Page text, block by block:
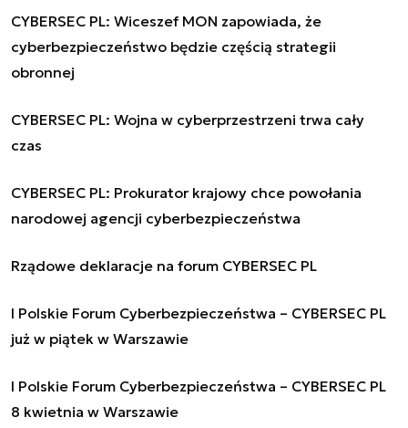
CYBERSEC PL: Wiceszef MON zapowiada, że
cyberbezpieczeństwo będzie częścią strategii
obronnej
CYBERSEC PL: Wojna w cyberprzestrzeni trwa cały
czas
CYBERSEC PL: Prokurator krajowy chce powołania
narodowej agencji cyberbezpieczeństwa
Rządowe deklaracje na forum CYBERSEC PL
I Polskie Forum Cyberbezpieczeństwa – CYBERSEC PL
już w piątek w Warszawie
I Polskie Forum Cyberbezpieczeństwa – CYBERSEC PL
8 kwietnia w Warszawie